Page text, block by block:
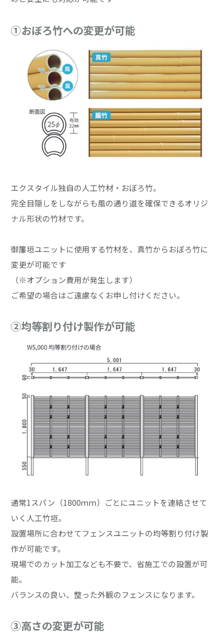
①おぼろ竹への変更が可能
エクスタイル独自の人工竹材・おぼろ竹。
完全目隠しをしながらも風の通り道を確保できるオリジ
ナル形状の竹材です。
御簾垣ユニットに使用する竹材を、真竹からおぼろ竹に
変更が可能です
（※オプション費用が発生します）
ご希望の場合はご遠慮なくお申し付けください。
②均等割り付け製作が可能
通常1スパン（1800ｍｍ）ごとにユニットを連結させて
いく人工竹垣。
設置場所に合わせてフェンスユニットの均等割り付け製
作が可能です。
現場でのカット加工なども不要で、省施工での設置が可
能。
バランスの良い、整った外観のフェンスになります。
③高さの変更が可能